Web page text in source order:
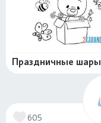
Праздничные шары
605